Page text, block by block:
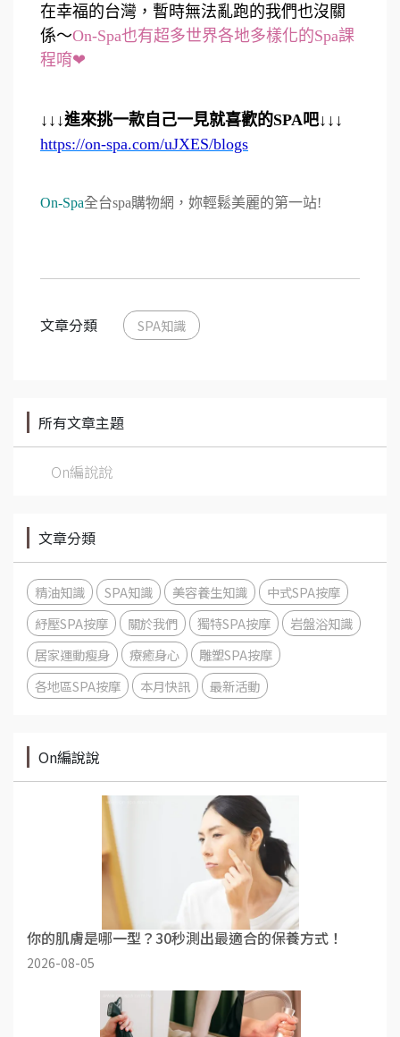
在幸福的台灣，暫時無法亂跑的我們也沒關
係～On-Spa也有超多世界各地多樣化的Spa課
程唷❤
↓↓↓進來挑一款自己一見就喜歡的SPA吧↓↓↓
https://on-spa.com/uJXES/blogs
On-Spa全台spa購物網，妳輕鬆美麗的第一站!
文章分類 SPA知識
所有文章主題
On編說說
文章分類
精油知識 SPA知識 美容養生知識
中式SPA按摩
紓壓SPA按摩
關於我們 獨特SPA按摩
岩盤浴知識
居家運動瘦身
療癒身心
雕塑SPA按摩
各地區SPA按摩
本月快訊 最新活動
On編說說
你的肌膚是哪一型？30秒測出最適合的保養方式！
2026-08-05